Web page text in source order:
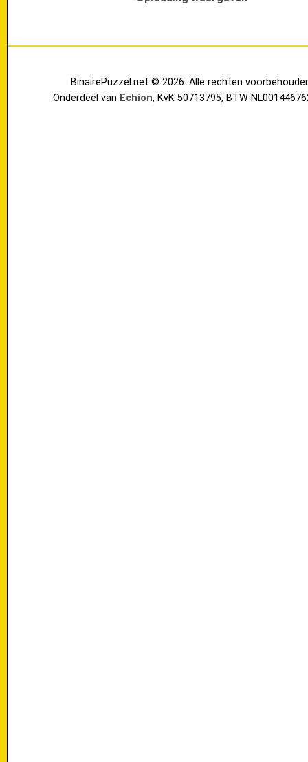
BinairePuzzel.net © 2026. Alle rechten
Onderdeel van Echion, KvK 50713795, BTW